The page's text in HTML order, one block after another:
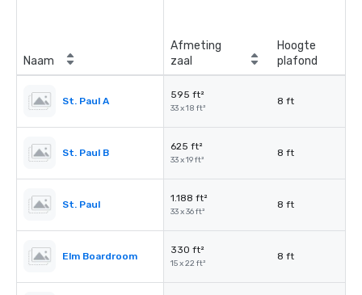
Naam
Afmeting
zaal
Hoogte
plafond
St. Paul A
595 ft²
33 x 18 ft²
8 ft
St. Paul B
625 ft²
33 x 19 ft²
8 ft
St. Paul
1.188 ft²
33 x 36 ft²
8 ft
Elm Boardroom
330 ft²
15 x 22 ft²
8 ft